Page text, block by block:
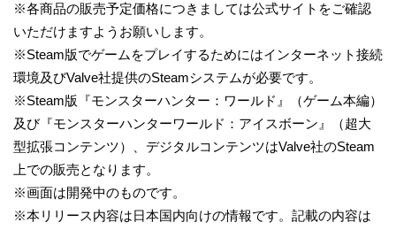
※各商品の販売予定価格につきましては公式サイトをご確認
いただけますようお願いします。
※Steam版でゲームをプレイするためにはインターネット接続
環境及びValve社提供のSteamシステムが必要です。
※Steam版『モンスターハンター：ワールド』（ゲーム本編）
及び『モンスターハンターワールド：アイスボーン』（超大
型拡張コンテンツ）、デジタルコンテンツはValve社のSteam
上での販売となります。
※画面は開発中のものです。
※本リリース内容は日本国内向けの情報です。記載の内容は